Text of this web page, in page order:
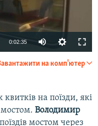
0:02:35
на комп'ютер
на поїзди, які
Володимир
мостом через